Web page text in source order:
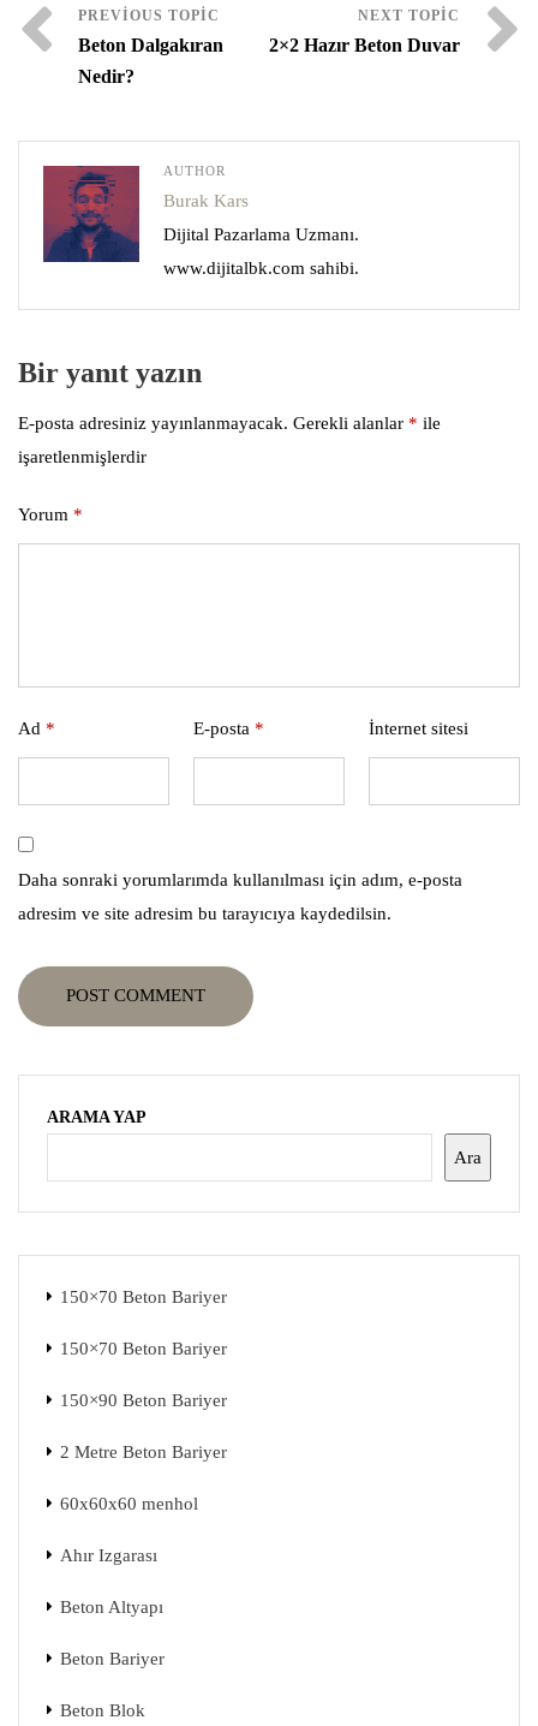
Beton Dalgakıran
Nedir?
2×2 Hazır Beton Duvar
AUTHOR
Burak Kars
Dijital Pazarlama Uzmanı.
www.dijitalbk.com sahibi.
Bir yanıt yazın
E-posta adresiniz yayınlanmayacak. Gerekli alanlar * ile
işaretlenmişlerdir
Yorum *
Ad * E-posta * İnternet sitesi
Daha sonraki yorumlarımda kullanılması için adım, e-posta
adresim ve site adresim bu tarayıcıya kaydedilsin.
POST COMMENT
ARAMA YAP
Ara
150×70 Beton Bariyer
150×70 Beton Bariyer
150×90 Beton Bariyer
2 Metre Beton Bariyer
60x60x60 menhol
Ahır Izgarası
Beton Altyapı
Beton Bariyer
Beton Blok